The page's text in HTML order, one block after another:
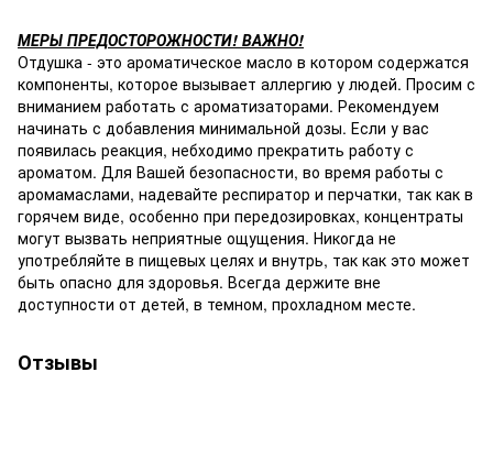
МЕРЫ ПРЕДОСТОРОЖНОСТИ! ВАЖНО!
Отдушка - это ароматическое масло в котором содержатся
компоненты, которое вызывает аллергию у людей. Просим с
вниманием работать с ароматизаторами. Рекомендуем
начинать с добавления минимальной дозы. Если у вас
появилась реакция, небходимо прекратить работу с
ароматом. Для Вашей безопасности, во время работы с
аромамаслами, надевайте респиратор и перчатки, так как в
горячем виде, особенно при передозировках, концентраты
могут вызвать неприятные ощущения. Никогда не
употребляйте в пищевых целях и внутрь, так как это может
быть опасно для здоровья. Всегда держите вне
доступности от детей, в темном, прохладном месте.
Отзывы